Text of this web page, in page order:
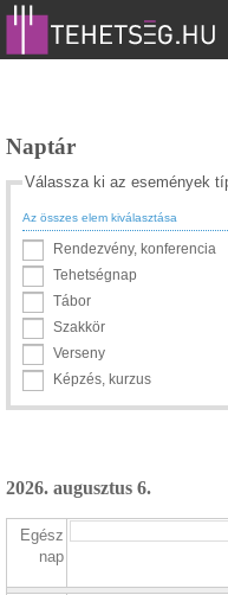
Naptár
Válassza ki az események
Az összes elem kiválasztása
Rendezvény, konferencia
Tehetségnap
Tábor
Szakkör
Verseny
Képzés, kurzus
2026. augusztus 6.
Egész
nap